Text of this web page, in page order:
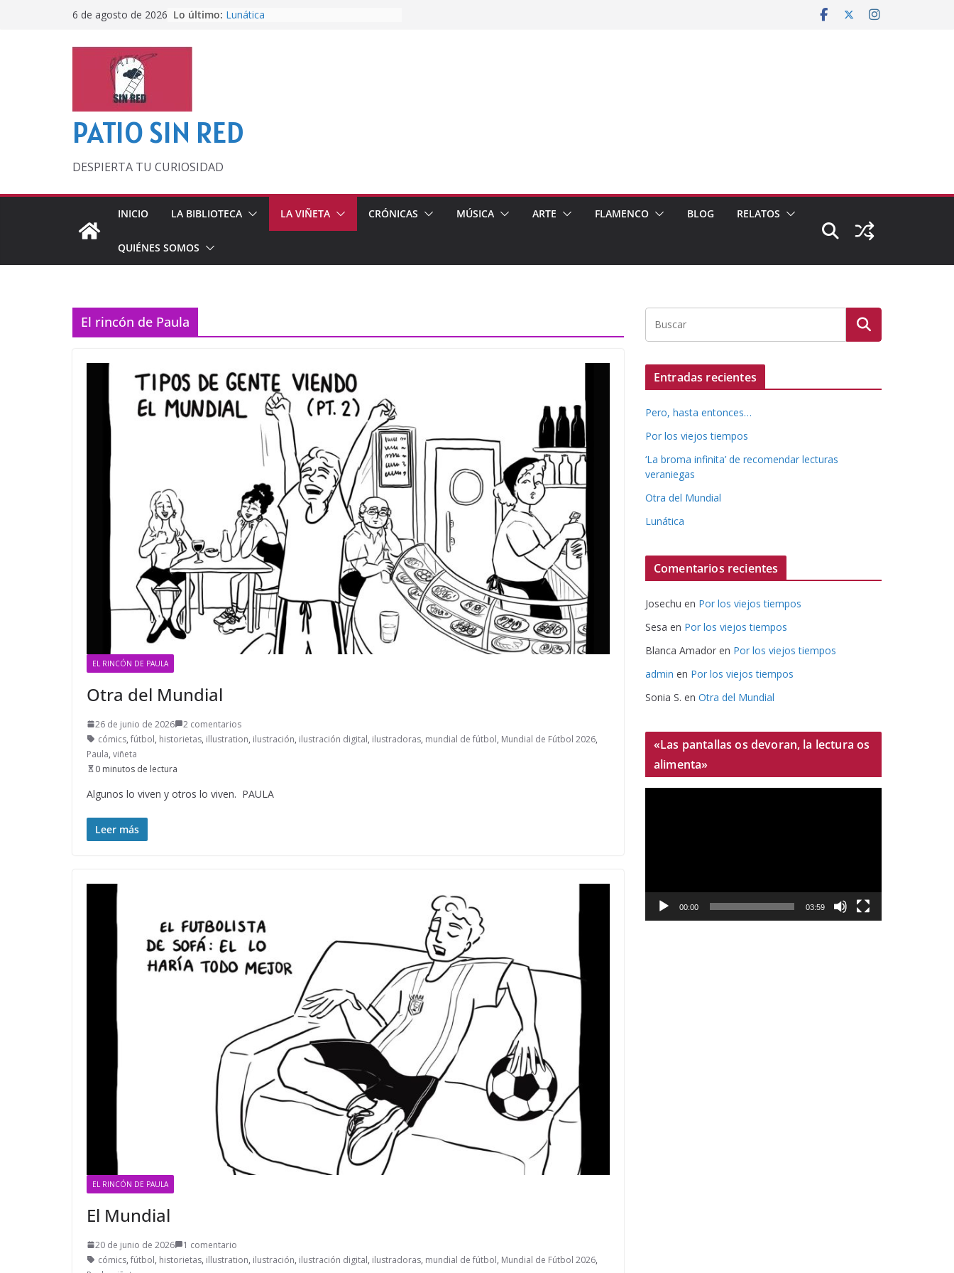
6 de agosto de 2026 Lo último: Lunática
PATIO SIN RED
DESPIERTA TU CURIOSIDAD
INICIO LA BIBLIOTECA LA VIÑETA CRÓNICAS MÚSICA ARTE FLAMENCO BLOG RELATOS
QUIÉNES SOMOS
El rincón de Paula
EL RINCÓN DE PAULA
Otra del Mundial
26 de junio de 2026
2 comentarios
cómics, fútbol, historietas, illustration, ilustración, ilustración digital, ilustradoras, mundial de fútbol, Mundial de Fútbol 2026,
Paula, viñeta
0 minutos de lectura
Algunos lo viven y otros lo viven. PAULA
Leer más
EL RINCÓN DE PAULA
El Mundial
20 de junio de 2026
1 comentario
cómics, fútbol, historietas, illustration, ilustración, ilustración digital, ilustradoras, mundial de fútbol, Mundial de Fútbol 2026,
Entradas recientes
Pero, hasta entonces…
Por los viejos tiempos
‘La broma infinita’ de recomendar lecturas
veraniegas
Otra del Mundial
Lunática
Comentarios recientes
Josechu en Por los viejos tiempos
Sesa en Por los viejos tiempos
Blanca Amador en Por los viejos tiempos
admin en Por los viejos tiempos
Sonia S. en Otra del Mundial
«Las pantallas os devoran, la lectura os
alimenta»
c
00:00 03:59